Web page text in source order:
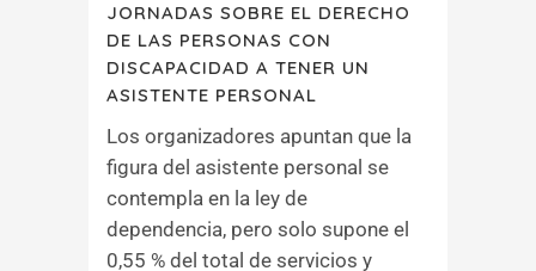
JORNADAS SOBRE EL DERECHO
DE LAS PERSONAS CON
DISCAPACIDAD A TENER UN
ASISTENTE PERSONAL
Los organizadores apuntan que la
figura del asistente personal se
contempla en la ley de
dependencia, pero solo supone el
0,55 % del total de servicios y